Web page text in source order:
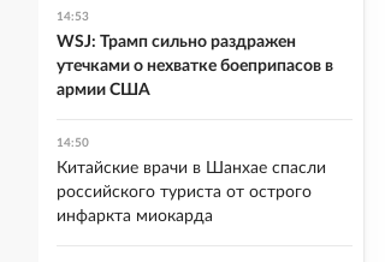
14:53
WSJ: Трамп сильно раздражен
утечками о нехватке боеприпасов в
армии США
14:50
Китайские врачи в Шанхае спасли
российского туриста от острого
инфаркта миокарда